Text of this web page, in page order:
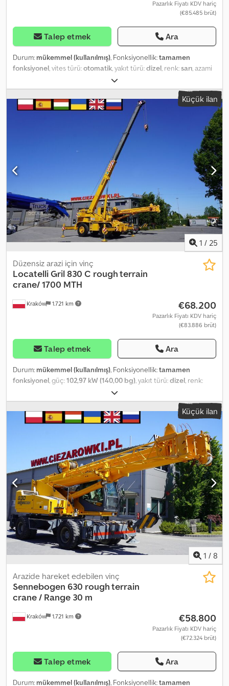
Pazarlık Fiyatı KDV hariç
(€85.485 brüt)
Talep etmek Ara
Durum: mükemmel (kullanılmış), Fonksiyonellik:tamamen
fonksiyonel, vites türü:otomatik, yakıt türü:dizel, renk:sarı, azami
, Üretim yılı:2007
Donanım:kabin, Sennebogen 630 arazi vinci / 2000 saat / 30 m
erişim / 30 t kaldırma kapasitesi / 3 adet 2000 çalışma saati Yıl:
2007 30 metre erişim Maks. kaldırma kapasitesi 30 ton Deutz
motoru Kanca bloke önleyici sistem 5 makaralı kanca bloğu 7,5 m
yardımcı bom Otomatik şanzıman Csdpfx Acezrf E Tjzsrf Teknik ve
görsel durumu mükemmel. 3 benzer makine mevcut.
Küçük ilan
1 / 25
Kraków 1.721 km
Düzensiz arazi için vinç
LocatelliGril 830 C rough terrain
crane/ 1700 MTH
€68.200
Pazarlık Fiyatı KDV hariç
(€83.886 brüt)
Talep etmek Ara
Durum: mükemmel (kullanılmış), Fonksiyonellik:tamamen
fonksiyonel, güç:102,97 kW (140,00 bg), yakıt türü:dizel, renk:
, azami yük ağırlığı:
tipi:teleskopik, Üretim yılı:2006, çalışma saatleri:1.700 h, Donanım:
kabin, Zorlu arazi vinci Locatelli Gril 830 C / 1700 çalışma saati! / 30
ton kaldırma kapasitesi / 24,5 metre erişim Csdpozrf E Hefx Aczjrf
1700 çalışma saati! Yıl: 2006 Teknik veriler Makine ağırlığı: 24,8 ton
CAT motor 140 HP Kaldırma kapasitesi: 30 ton Erişim mesafesi: 24,5
m Kanca kilitleme önleyici sistem 5 makara kancalı blok Teknik ve
görsel durumu mükemmel.
Küçük ilan
1 / 8
Kraków 1.721 km
Arazide hareket edebilen vinç
Sennebogen 630 rough terrain
crane / Range 30 m
€58.800
Pazarlık Fiyatı KDV hariç
(€72.324 brüt)
Talep etmek Ara
Durum: mükemmel (kullanılmış), Fonksiyonellik:tamamen